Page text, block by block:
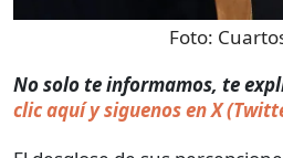
Foto:
No solo te informamos, te
clic aquí y siguenos en X